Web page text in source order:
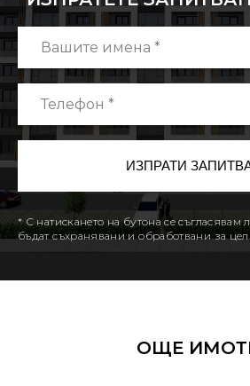
* С натискането на бутона се
бъдат съхранявани и обработвани за
ОЩЕ